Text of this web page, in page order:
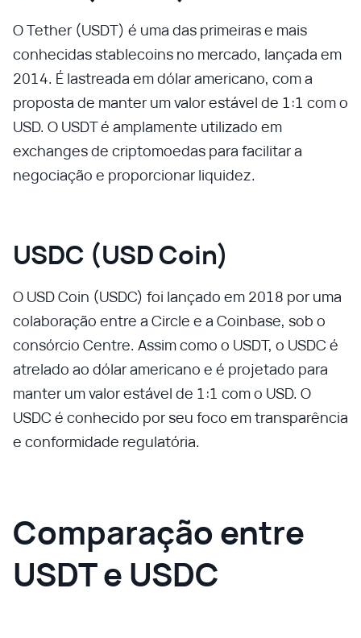
O Tether (USDT) é uma das primeiras e mais
conhecidas stablecoins no mercado, lançada em
2014. É lastreada em dólar americano, com a
proposta de manter um valor estável de 1:1 com o
USD. O USDT é amplamente utilizado em
exchanges de criptomoedas para facilitar a
negociação e proporcionar liquidez.
USDC (USD Coin)
O USD Coin (USDC) foi lançado em 2018 por uma
colaboração entre a Circle e a Coinbase, sob o
consórcio Centre. Assim como o USDT, o USDC é
atrelado ao dólar americano e é projetado para
manter um valor estável de 1:1 com o USD. O
USDC é conhecido por seu foco em transparência
e conformidade regulatória.
Comparação entre
USDT e USDC